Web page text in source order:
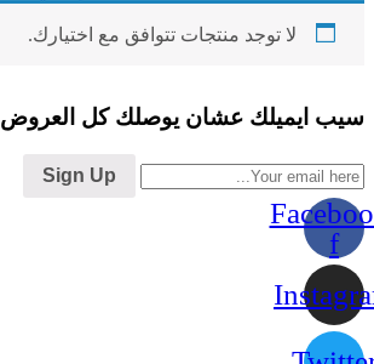
لا توجد منتجات تتوافق مع اختيارك.
سيب ايميلك عشان يوصلك كل العروض
Sign Up
f